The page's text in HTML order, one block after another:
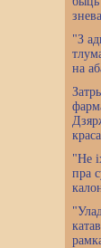
"З
на
"Не
пра